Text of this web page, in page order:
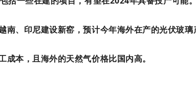
、印尼建设新窑，预计今年海外在产的光伏玻璃
本，且海外的天然气价格比国内高。